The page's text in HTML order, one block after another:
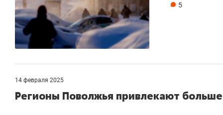
5
14 февраля 2025
Регионы Поволжья привлекают